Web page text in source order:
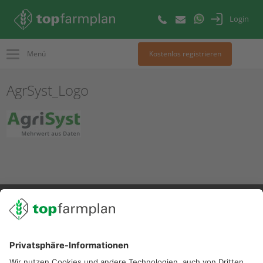
Login
Menü Kostenlos registrieren
AgrSyst_Logo
02501 801 44 84